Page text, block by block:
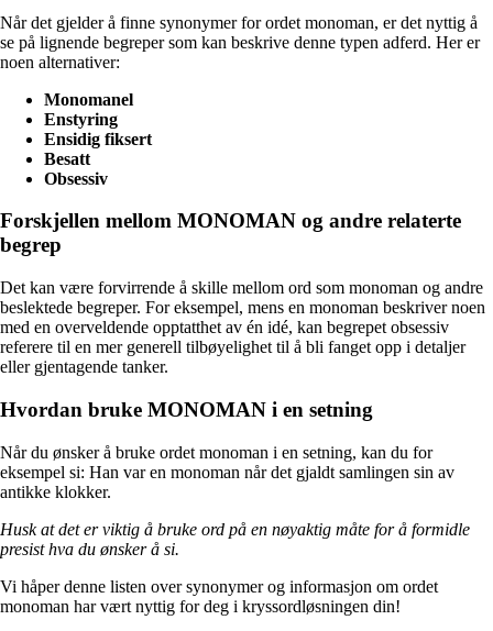
Når det gjelder å finne synonymer for ordet monoman, er det nyttig å
se på lignende begreper som kan beskrive denne typen adferd. Her er
noen alternativer:
Monomanel
Enstyring
Ensidig fiksert
Besatt
Obsessiv
Forskjellen mellom MONOMAN og andre relaterte
begrep
Det kan være forvirrende å skille mellom ord som monoman og andre
beslektede begreper. For eksempel, mens en monoman beskriver noen
med en overveldende opptatthet av én idé, kan begrepet obsessiv
referere til en mer generell tilbøyelighet til å bli fanget opp i detaljer
eller gjentagende tanker.
Hvordan bruke MONOMAN i en setning
Når du ønsker å bruke ordet monoman i en setning, kan du for
eksempel si: Han var en monoman når det gjaldt samlingen sin av
antikke klokker.
Husk at det er viktig å bruke ord på en nøyaktig måte for å formidle
presist hva du ønsker å si.
Vi håper denne listen over synonymer og informasjon om ordet
monoman har vært nyttig for deg i kryssordløsningen din!